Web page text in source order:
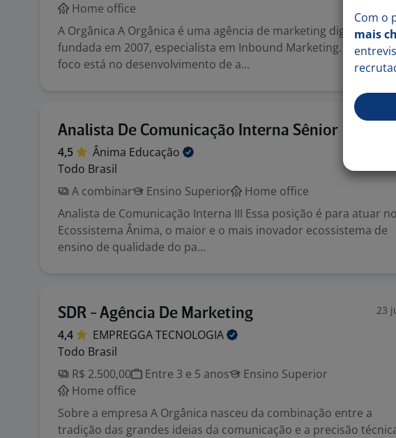
Home office
A Orgânica A Orgânica é uma agência de marketing digital
fundada em 2007, especialista em Inbound Marketing. O nosso
foco está no desenvolvimento de a...
Analista De Comunicação Interna Sênior
4,5 Ânima Educação
Todo Brasil
A combinar
Ensino Superior
Home office
Analista de Comunicação Interna III Essa posição é para atuar no
Ecossistema Ânima, o maior e o mais inovador ecossistema de
ensino de qualidade do pa...
SDR - Agência De Marketing 23
4,4 EMPREGGATECNOLOGIA
Todo Brasil
R$ 2.500,00
Entre 3 e 5 anos
Ensino Superior
Home office
Sobre a empresa A Orgânica nasceu da combinação entre a
tradição das grandes ideias da comunicação e a precisão
Com o
mais